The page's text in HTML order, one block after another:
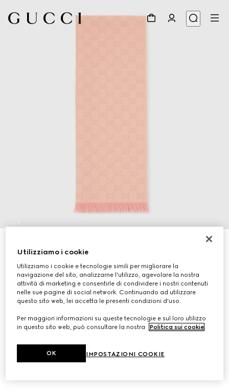
1 / 3
€ 390
Varianterosa chiaro e rosa
Utilizziamo i cookie
Utilizziamo i cookie e tecnologie simili per migliorare la
navigazione del sito, analizzarne l'utilizzo, agevolare la nostra
attività di marketing e consentirle di condividere i nostri contenuti
nelle sue pagine di social network. Continuando ad utilizzare
questo sito web, lei accetta le presenti condizioni d'uso.
Per maggiori informazioni su queste tecnologie e sul loro utilizzo
in questo sito web, può consultare la nostra
Politica sui cookie.
IMPOSTAZIONI COOKIE
OK